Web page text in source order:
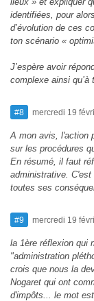
identifiées, pour
d’évolution de ces
ton scénario «
J’espère avoir
complexe ainsi qu’à
#8 mercredi 19
A mon avis, l'action
sur les procédures
En résumé, il faut
administrative.
toutes ses
#9 mercredi 19
la 1ère réflexion qui
"administration
crois que nous la
Nogaret qui ont
d'impôts... le mot